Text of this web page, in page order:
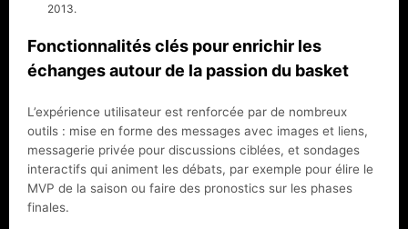
2013.
Fonctionnalités clés pour enrichir les
échanges autour de la passion du basket
L’expérience utilisateur est renforcée par de nombreux
outils : mise en forme des messages avec images et liens,
messagerie privée pour discussions ciblées, et sondages
interactifs qui animent les débats, par exemple pour élire le
MVP de la saison ou faire des pronostics sur les phases
finales.